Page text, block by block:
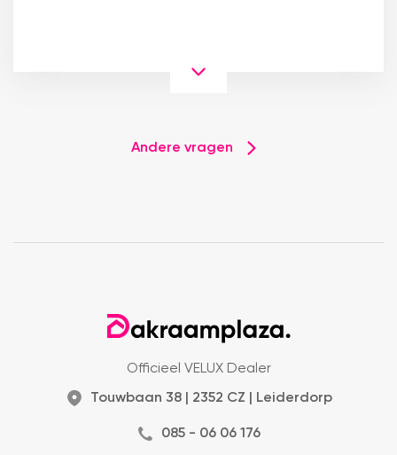
Andere vragen
Officieel VELUX Dealer
Touwbaan 38 | 2352 CZ | Leiderdorp
085 - 06 06 176